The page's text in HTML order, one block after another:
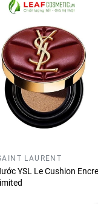
LAURENT
YSL Le Cushion